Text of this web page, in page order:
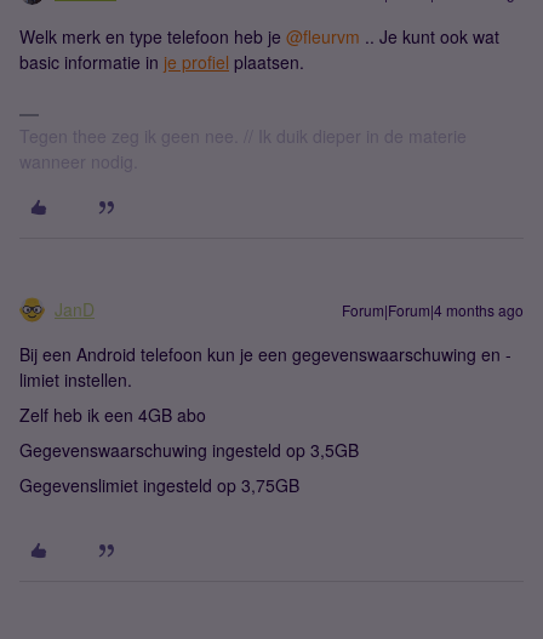
Welk merk en type telefoon heb je ​ @fleurvm .. Je kunt ook wat
basic informatie in je profiel plaatsen.
Tegen thee zeg ik geen nee. // Ik duik dieper in de materie
wanneer nodig.
JanD Forum|Forum|4 months ago
Bij een Android telefoon kun je een gegevenswaarschuwing en -
limiet instellen.
Zelf heb ik een 4GB abo
Gegevenswaarschuwing ingesteld op 3,5GB
Gegevenslimiet ingesteld op 3,75GB